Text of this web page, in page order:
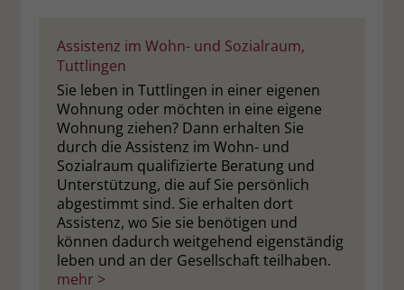
Assistenz im Wohn- und Sozialraum,
Tuttlingen
Sie leben in Tuttlingen in einer eigenen
Wohnung oder möchten in eine eigene
Wohnung ziehen? Dann erhalten Sie
durch die Assistenz im Wohn- und
Sozialraum qualifizierte Beratung und
Unterstützung, die auf Sie persönlich
abgestimmt sind. Sie erhalten dort
Assistenz, wo Sie sie benötigen und
können dadurch weitgehend eigenständig
leben und an der Gesellschaft teilhaben.
mehr >